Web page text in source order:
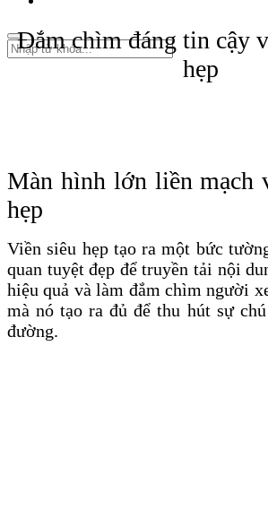
Đắm chìm đáng tin cậy
hẹp
Màn hình lớn liền mạch
hẹp
Viền siêu hẹp tạo ra một bức
quan tuyệt đẹp để truyền tải nội
hiệu quả và làm đắm chìm người
mà nó tạo ra đủ để thu hút sự
đường.